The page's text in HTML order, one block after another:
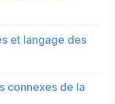
et langage des
connexes de la